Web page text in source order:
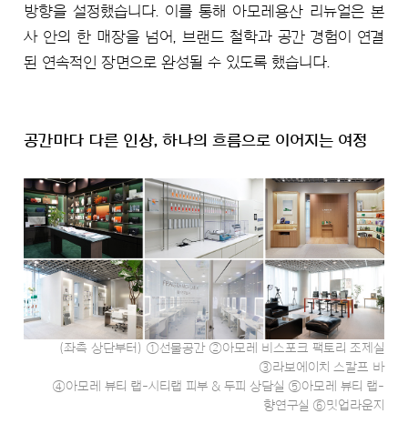
방향을 설정했습니다. 이를 통해 아모레용산 리뉴얼은 본
사 안의 한 매장을 넘어, 브랜드 철학과 공간 경험이 연결
된 연속적인 장면으로 완성될 수 있도록 했습니다.
공간마다 다른 인상, 하나의 흐름으로 이어지는 여정
(좌측 상단부터) ①선물공간 ②아모레 비스포크 팩토리 조제실
③라보에이치 스칼프 바
④아모레 뷰티 랩-시티랩 피부 & 두피 상담실 ⑤아모레 뷰티 랩-
향연구실 ⑥밋업라운지